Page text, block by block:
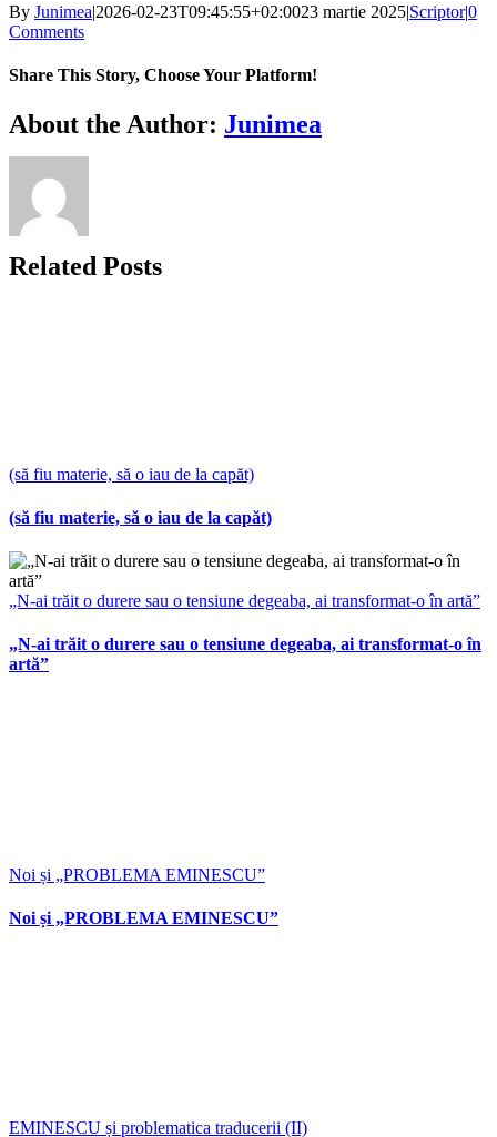
By Junimea|2026-02-23T09:45:55+02:0023 martie 2025|Scriptor|0
Comments
Share This Story, Choose Your Platform!
Facebook
X
Bluesky
Reddit
LinkedIn
WhatsApp
Telegram
Tumblr
Xing
Email
Copy
Link
About the Author: Junimea
Related Posts
(să fiu materie, să o iau de la capăt)
(să fiu materie, să o iau de la capăt)
„N-ai trăit o durere sau o tensiune degeaba, ai transformat-o în artă”
„N-ai trăit o durere sau o tensiune degeaba, ai transformat-o în
artă”
Noi și „PROBLEMA EMINESCU”
Noi și „PROBLEMA EMINESCU”
EMINESCU și problematica traducerii (II)